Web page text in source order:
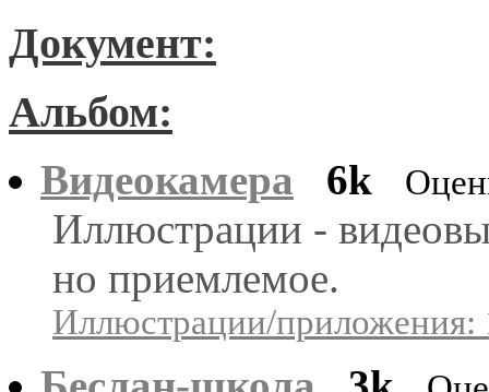
Документ:
Альбом:
Видеокамера 6k
Иллюстрации -
но приемлемое.
Иллюстрации/приложения: